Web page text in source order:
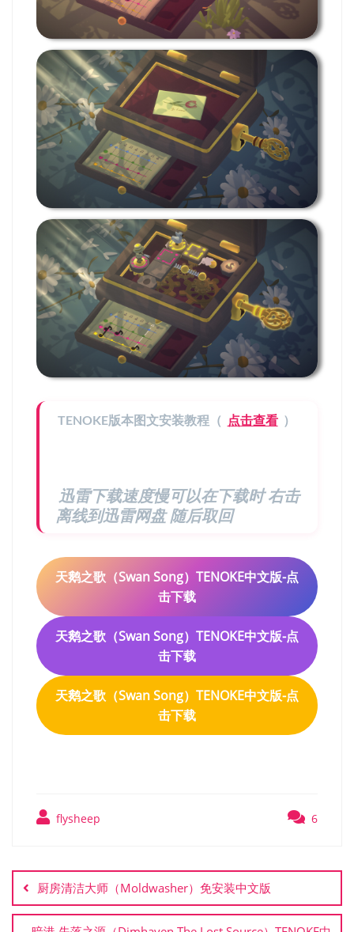
TENOKE版本图文安装教程（ 点击查看 ）
迅雷下载速度慢可以在下载时 右击
离线到迅雷网盘 随后取回
天鹅之歌（Swan Song）TENOKE中文版-点
击下载
天鹅之歌（Swan Song）TENOKE中文版-点
击下载
天鹅之歌（Swan Song）TENOKE中文版-点
击下载
flysheep 6
章
导
航
厨房清洁大师（Moldwasher）免安装中文版